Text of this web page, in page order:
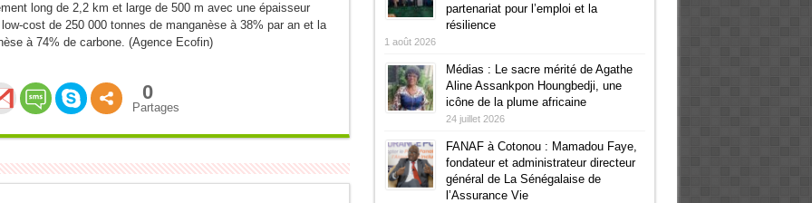
long de 2,2 km et large de 500 m avec une épaisseur
cost de 250 000 tonnes de manganèse à 38% par an et la
à 74% de carbone. (Agence Ecofin)
0
Partages
partenariat pour l’emploi et la
résilience
1 août 2026
Médias : Le sacre mérité de Agathe
Aline Assankpon Houngbedji, une
icône de la plume africaine
24 juillet 2026
FANAF à Cotonou : Mamadou Faye,
fondateur et administrateur directeur
général de La Sénégalaise de
l’Assurance Vie